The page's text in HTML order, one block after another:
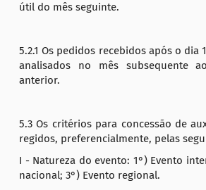
útil do mês seguinte.
5.2.1 Os pedidos recebidos após o dia
analisados no mês subsequente
anterior.
5.3 Os critérios para concessão de
regidos, preferencialmente, pelas
I - Natureza do evento: 1°) Evento
nacional; 3°) Evento regional.